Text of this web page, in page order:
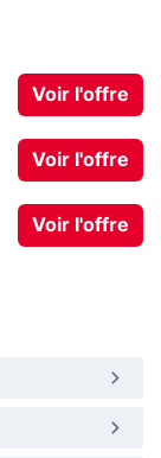
Voir l'offre
Voir l'offre
Voir l'offre